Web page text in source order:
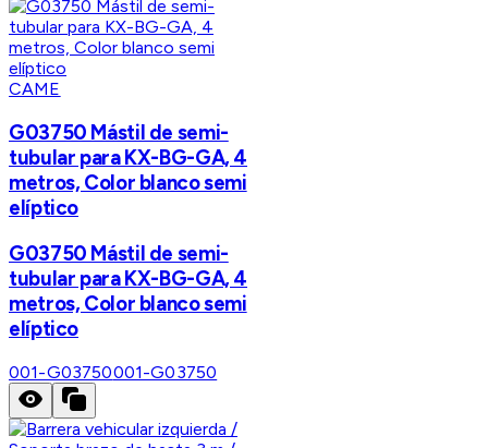
CAME
G03750 Mástil de semi-
tubular para KX-BG-GA, 4
metros, Color blanco semi
elíptico
G03750 Mástil de semi-
tubular para KX-BG-GA, 4
metros, Color blanco semi
elíptico
001-G03750001-G03750